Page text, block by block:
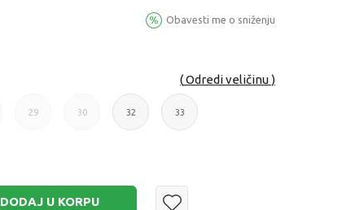
Obavesti me o sniženju
Odredi veličinu
29 30 32 33
DODAJ U KORPU